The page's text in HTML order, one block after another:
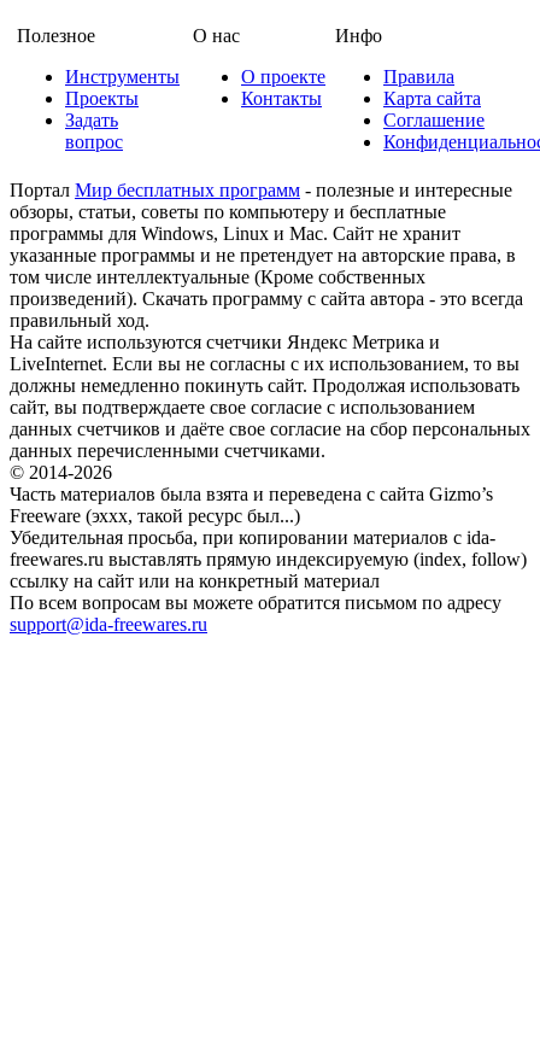
Полезное
Инструменты
Проекты
Задать
вопрос
О нас
О проекте
Контакты
Инфо
Правила
Карта сайта
Соглашение
Портал Мир бесплатных программ - полезные и интересные
обзоры, статьи, советы по компьютеру и бесплатные
программы для Windows, Linux и Mac. Сайт не хранит
указанные программы и не претендует на авторские права, в
том числе интеллектуальные (Кроме собственных
произведений). Скачать программу с сайта автора - это всегда
правильный ход.
На сайте используются счетчики Яндекс Метрика и
LiveInternet. Если вы не согласны с их использованием, то вы
должны немедленно покинуть сайт. Продолжая использовать
сайт, вы подтверждаете свое согласие с использованием
данных счетчиков и даёте свое согласие на сбор персональных
данных перечисленными счетчиками.
© 2014-2026
Часть материалов была взята и переведена с сайта Gizmo’s
Freeware (эххх, такой ресурс был...)
Убедительная просьба, при копировании материалов с ida-
freewares.ru выставлять прямую индексируемую (index, follow)
ссылку на сайт или на конкретный материал
По всем вопросам вы можете обратится письмом по адресу
support@ida-freewares.ru